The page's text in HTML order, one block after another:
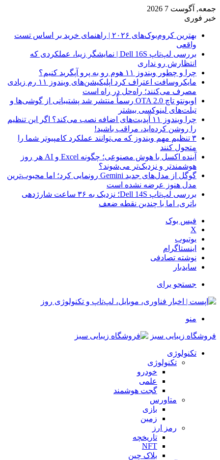
جمعه, آگوست 7 2026
خبر فوری
بهترین کروم‌بوک‌های ۲۰۲۶ | راهنمای خرید بر اساس تست
واقعی
بررسی لپ‌تاپ Dell 16S | نمایشگر زیبا، عملکردی که
انتظارش رو نداری
چرا و چطور ویندوز ۱۱ هوم رو به پرو آپگرید کنیم؟
مایکروسافت اعتراف کرد اپلیکیشن‌های ویندوز ۱۱ رم زیادی
مصرف می‌کنند؛ راه‌حل در راه است
اوبونتو تاچ OTA 2.0 رسماً منتشر شد پشتیبانی از گوشی‌ها و
تبلت‌های لینوکسی بیشتر
چرا ویندوز ۱۱ آپدیت‌های اضافه نصب می‌کند؟ اگر این تنظیم
را روشن کرده‌اید، مراقب باشید!
۳ تنظیم مهم ویندوز که می‌توانند عملکرد کامپیوتر شما را
متحول کنند
آینده اکسل با هوش مصنوعی؛ چگونه Excel و AI هر روز
هوشمندتر و نزدیک‌تر می‌شوند؟
گوگل از مدل‌های جدید Gemini رونمایی کرد؛ اما محبوب‌ترین
مدل هنوز عرضه نشده است
بررسی لپ‌تاپ Dell 14S؛ نزدیک به ۳۶ ساعت شارژدهی
باتری، اما با چندین نقطه ضعف
فیس بوک
X
یوتیوب
اینستاگرام
نوشته تصادفی
سایدبار
جستجو برای
منو
فروشگاه زیبایی سبز
تکنولوژی
تکنولوژی
خودرو
علمی
گجت هوشمند
متاورس
بازی
زمین
رمز ارز
تاریخچه
NFT
بلاک چین